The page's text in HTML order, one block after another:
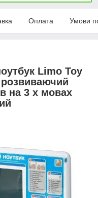
Оплата Умови
Limo Toy
розвиваючий
на 3 х мовах